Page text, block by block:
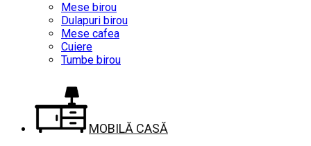
Mese birou
Dulapuri birou
Mese cafea
Cuiere
Tumbe birou
MOBILĂ CASĂ